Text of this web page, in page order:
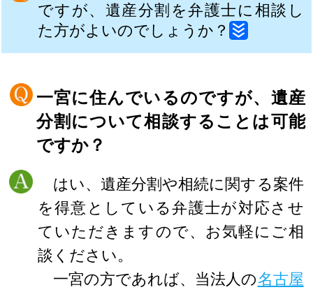
ですが、遺産分割を弁護士に相談し
た方がよいのでしょうか？
一宮に住んでいるのですが、遺産
分割について相談することは可能
ですか？
はい、遺産分割や相続に関する案件
を得意としている弁護士が対応させ
ていただきますので、お気軽にご相
談ください。
一宮の方であれば、当法人の名古屋